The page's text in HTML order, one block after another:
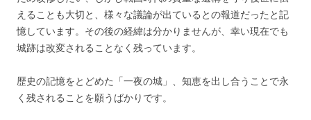
えることも大切と、様々な議論が出ているとの報道だったと記
憶しています。その後の経緯は分かりませんが、幸い現在でも
城跡は改変されることなく残っています。
歴史の記憶をとどめた「一夜の城」、知恵を出し合うことで永
く残されることを願うばかりです。